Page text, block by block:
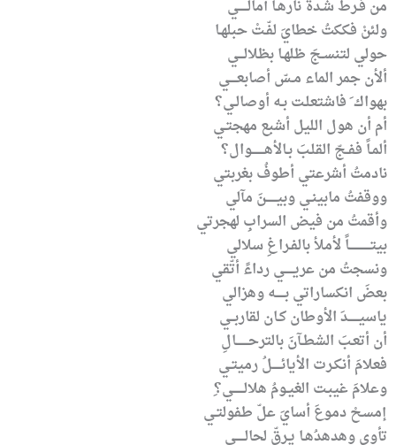
من فـرط شـدة نارهـا آمالـــــي
ولئنْ فككتُ خطايَ لفّـتْ حبلهـا
حولي لتنسـجَ ظلهـا بظلالـــي
ألأن جمر الماء مـسّ أصابعــــي
بهواك َ فاشتعلـت بـه أوصالـي؟
أم أن هول الليل أشبع مهجتـي
ألمـاً ففـجّ القلـبَ بـالأهـــــــوال؟
نادمتُ أشرعتي أطوفُ بغربتي
ووقفتُ مابينـي وبيــــــنَ مآلي
وأقمتُ من فيض السرابِ لهجرتي
بيتــــــــــــاً لأملأ بالفـراغِ سلالي
ونسجتُ من عريـــــي رداءً أتّقي
بعضَ انكساراتي بـــــه وهزالي
ياسيــــــدَ الأوطان كـان لقاربــي
أن أتعـبَ الشطـآنَ بالترحـــــــالِ
فعلامَ أنكـرت الأيائـــــلُ رميتـي
وعلامَ غيبـت الغيـومُ هلالــــــي؟ِ
إمسحْ دموعَ أسايَ علّ طفولتـي
تأوي وهدهدُهـا يـرقّ لحالـــــي